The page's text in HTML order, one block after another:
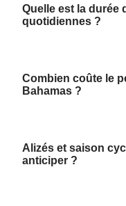
Quelle est la durée
quotidiennes ?
Combien coûte le
Bahamas ?
Alizés et saison
anticiper ?